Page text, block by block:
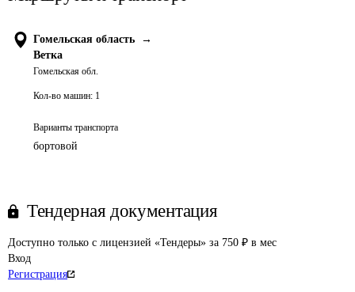
Гомельская область
→
Ветка
Гомельская обл.
Кол-во машин: 1
Варианты транспорта
бортовой
Тендерная документация
Доступно только с лицензией «Тендеры» за 750 ₽ в мес
Вход
Регистрация